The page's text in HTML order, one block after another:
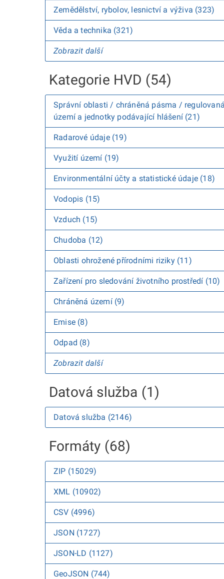
Zemědělství, rybolov, lesnictví a výživa (323)
Věda a technika (321)
Zobrazit další
Kategorie HVD (54)
Správní oblasti / chráněná pásma / regulovaná
území a jednotky podávající hlášení (21)
Radarové údaje (19)
Využití území (19)
Environmentální účty a statistické údaje (18)
Vodopis (15)
Vzduch (15)
Chudoba (12)
Oblasti ohrožené přírodními riziky (11)
Zařízení pro sledování životního prostředí (10)
Chráněná území (9)
Emise (8)
Odpad (8)
Zobrazit další
Datová služba (1)
Datová služba (2146)
Formáty (68)
ZIP (15029)
XML (10902)
CSV (4996)
JSON (1727)
JSON-LD (1127)
GeoJSON (744)